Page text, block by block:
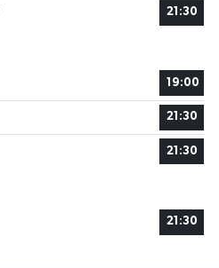
21:30
19:00
21:30
21:30
21:30